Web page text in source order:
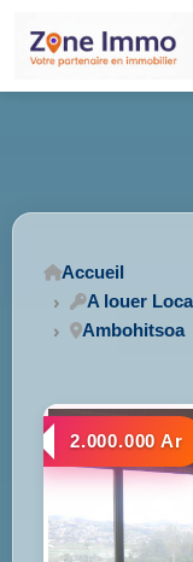
Accueil
A louer
Ambohitsoa
2.000.000 Ar